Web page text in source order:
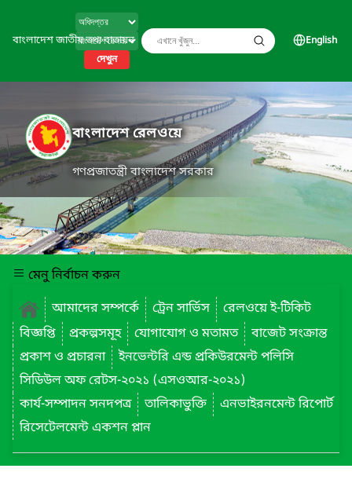
বাংলাদেশ জাতীয় তথ্য বাতায়ন
দেখুন
English
বাংলাদেশ রেলওয়ে
গণপ্রজাতন্ত্রী বাংলাদেশ সরকার
মেনু নির্বাচন করুন
আমাদের সম্পর্কে
ট্রেন সার্ভিস
রেলওয়ে ই-টিকিট
বিজ্ঞপ্তি
প্রকল্পসমূহ যোগাযোগ ও মতামত
বাজেট সংক্রান্ত
প্রকাশ ও প্রচারনা
ইনভেন্টরি এন্ড প্রকিউরমেন্ট পলিসি
সিডিউল অফ রেটস-২০২১ (এসওআর-২০২১)
কার্য-সম্পাদন সনদপত্র
তালিকাভুক্তি
এনভাইরনমেন্ট রিপোর্ট
রিসেটেলমেন্ট একশন প্লান